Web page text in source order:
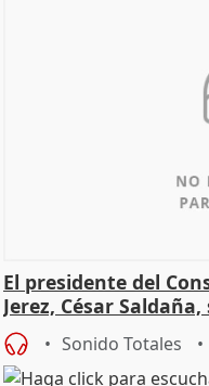
El presidente del
Jerez, César
Sonido Totales